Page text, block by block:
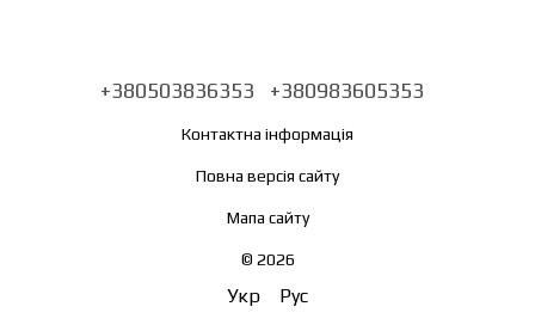
+380503836353 +380983605353
Контактна інформація
Повна версія сайту
Мапа сайту
© 2026
Укр Рус